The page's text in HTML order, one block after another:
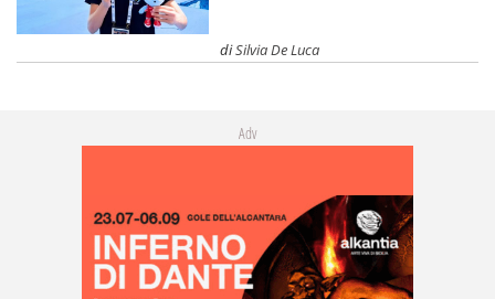
diSilvia De Luca
Adv